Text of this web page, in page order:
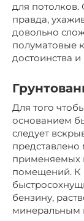
для
правда,
довольно
полуматовые
достоинства
Для того
основанием
следует
представлено
применяемых
помещений. К
бензину,
минеральным